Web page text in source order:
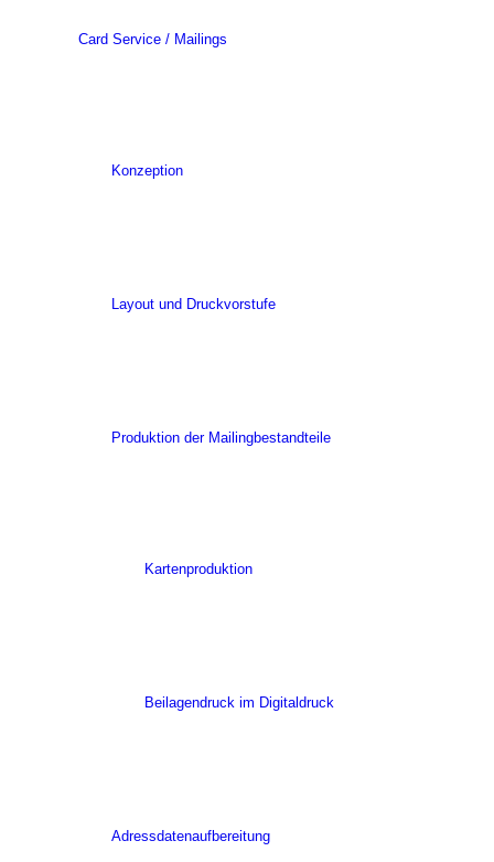
Card Service / Mailings
Konzeption
Layout und Druckvorstufe
Produktion der Mailingbestandteile
Kartenproduktion
Beilagendruck im Digitaldruck
Adressdatenaufbereitung